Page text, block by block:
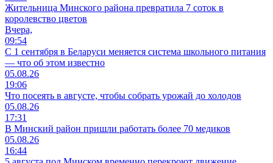
Жительница Минского района превратила 7 соток в
королевство цветов
Вчера,
09:54
С 1 сентября в Беларуси меняется система школьного питания
— что об этом известно
05.08.26
19:06
Что посеять в августе, чтобы собрать урожай до холодов
05.08.26
17:31
В Минский район пришли работать более 70 медиков
05.08.26
16:44